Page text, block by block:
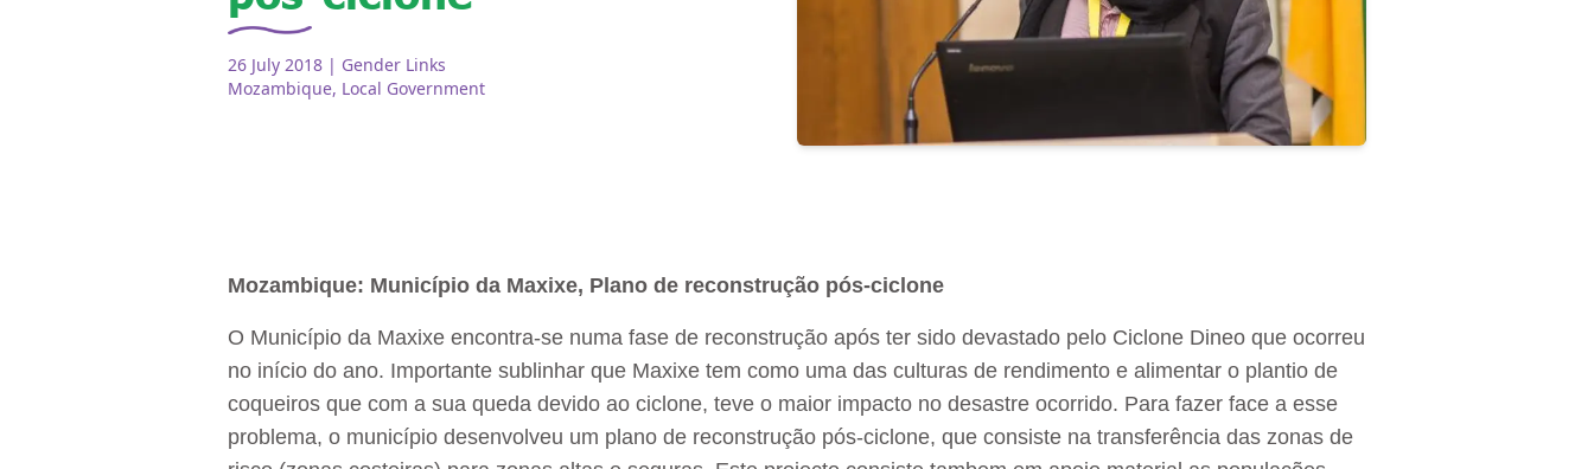
26 July 2018 | Gender Links
Mozambique, Local Government
Mozambique: Município da Maxixe, Plano de reconstrução pós-ciclone
O Município da Maxixe encontra-se numa fase de reconstrução após ter sido devastado pelo Ciclone Dineo que ocorreu
no início do ano. Importante sublinhar que Maxixe tem como uma das culturas de rendimento e alimentar o plantio de
coqueiros que com a sua queda devido ao ciclone, teve o maior impacto no desastre ocorrido. Para fazer face a esse
problema, o município desenvolveu um plano de reconstrução pós-ciclone, que consiste na transferência das zonas de